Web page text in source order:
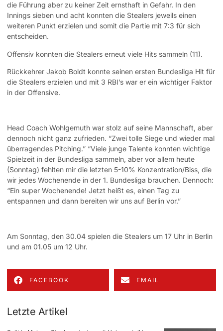
die Führung aber zu keiner Zeit ernsthaft in Gefahr. In den
Innings sieben und acht konnten die Stealers jeweils einen
weiteren Punkt erzielen und somit die Partie mit 7:3 für sich
entscheiden.
Offensiv konnten die Stealers erneut viele Hits sammeln (11).
Rückkehrer Jakob Boldt konnte seinen ersten Bundesliga Hit für
die Stealers erzielen und mit 3 RBI’s war er ein wichtiger Faktor
in der Offensive.
Head Coach Wohlgemuth war stolz auf seine Mannschaft, aber
dennoch nicht ganz zufrieden. “Zwei tolle Siege und wieder mal
überragendes Pitching.” “Viele junge Talente konnten wichtige
Spielzeit in der Bundesliga sammeln, aber vor allem heute
(Sonntag) fehlten mir die letzten 5-10% Konzentration/Biss, die
wir jedes Wochenende in der 1. Bundesliga brauchen. Dennoch:
“Ein super Wochenende! Jetzt heißt es, einen Tag zu
entspannen und dann bereiten wir uns auf Berlin vor.”
Am Sonntag, den 30.04 spielen die Stealers um 17 Uhr in Berlin
und am 01.05 um 12 Uhr.
FACEBOOK EMAIL
Letzte Artikel